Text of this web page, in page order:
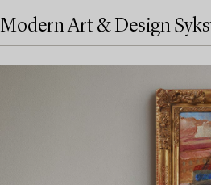
Modern Art & Design